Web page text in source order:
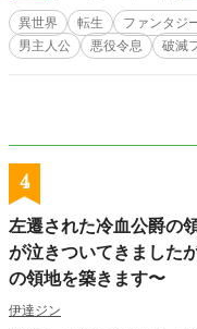
異世界 転生 ファンタジ
男主人公
悪役令息 破滅
4
左遷された冷血公爵の
が泣きついてきました
の領地を築きます〜
伊達ジン